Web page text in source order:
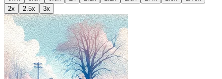
2x
2.5x 3x